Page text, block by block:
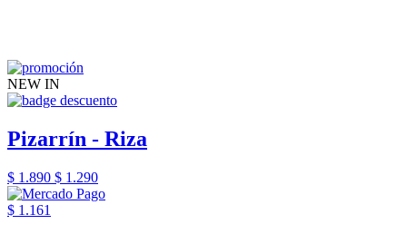
NEW IN
Pizarrín - Riza
$ 1.890 $ 1.290
$ 1.161